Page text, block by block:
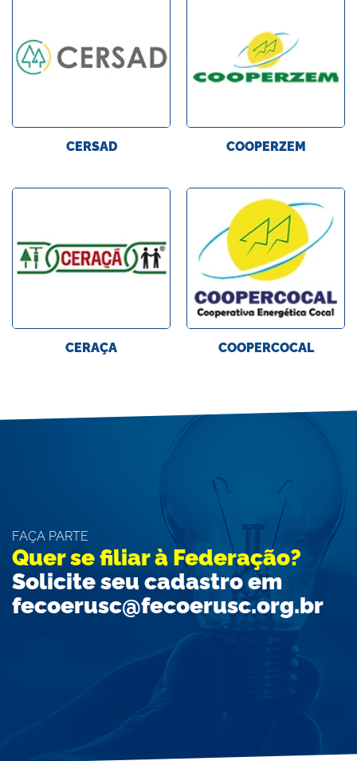
CERSAD COOPERZEM
CERAÇA COOPERCOCAL
FAÇA PARTE
Quer se filiar à Federação?
Solicite seu cadastro em
fecoerusc@fecoerusc.org.br